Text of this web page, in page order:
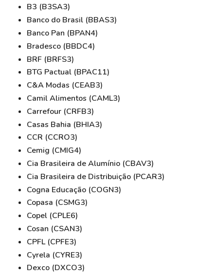
B3 (B3SA3)
Banco do Brasil (BBAS3)
Banco Pan (BPAN4)
Bradesco (BBDC4)
BRF (BRFS3)
BTG Pactual (BPAC11)
C&A Modas (CEAB3)
Camil Alimentos (CAML3)
Carrefour (CRFB3)
Casas Bahia (BHIA3)
CCR (CCRO3)
Cemig (CMIG4)
Cia Brasileira de Alumínio (CBAV3)
Cia Brasileira de Distribuição (PCAR3)
Cogna Educação (COGN3)
Copasa (CSMG3)
Copel (CPLE6)
Cosan (CSAN3)
CPFL (CPFE3)
Cyrela (CYRE3)
Dexco (DXCO3)